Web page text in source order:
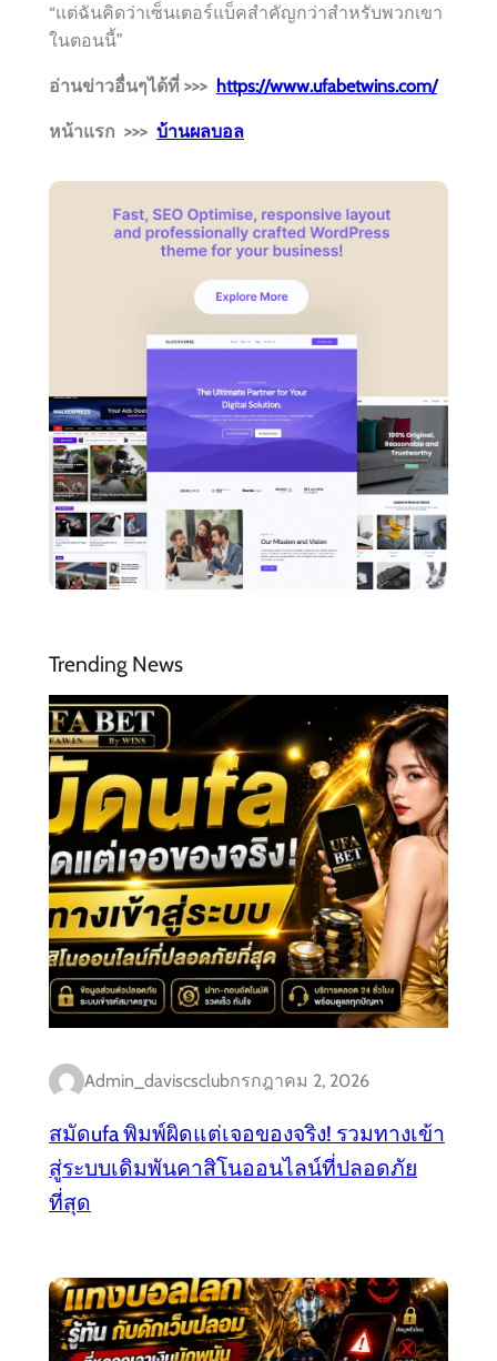
“แต่ฉันคิดว่าเซ็นเตอร์แบ็คสำคัญกว่าสำหรับพวกเขา
ในตอนนี้”
อ่านข่าวอื่นๆได้ที่ >>> https://www.ufabetwins.com/
หน้าแรก >>> บ้านผลบอล
Trending News
Admin_daviscsclubกรกฎาคม 2, 2026
สมัดufa พิมพ์ผิดแต่เจอของจริง! รวมทางเข้า
สู่ระบบเดิมพันคาสิโนออนไลน์ที่ปลอดภัย
ที่สุด